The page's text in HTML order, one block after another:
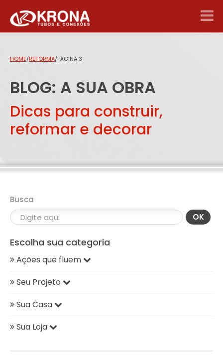
HOME/REFORMA/PÁGINA 3
BLOG: A SUA OBRA
Dicas para construir,
reformar e decorar
Busca
OK
Escolha sua categoria
Ações que fluem
Seu Projeto
Sua Casa
Sua Loja